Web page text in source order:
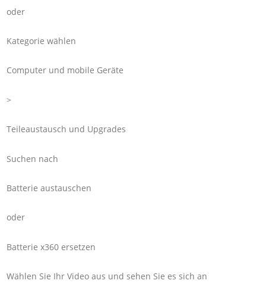
oder
Kategorie wählen
Computer und mobile Geräte
>
Teileaustausch und Upgrades
Suchen nach
Batterie austauschen
oder
Batterie x360 ersetzen
Wählen Sie Ihr Video aus und sehen Sie es sich an